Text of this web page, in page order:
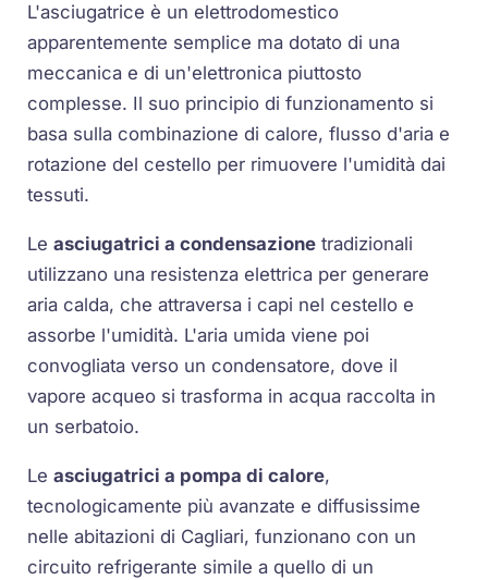
L'asciugatrice è un elettrodomestico
apparentemente semplice ma dotato di una
meccanica e di un'elettronica piuttosto
complesse. Il suo principio di funzionamento si
basa sulla combinazione di calore, flusso d'aria e
rotazione del cestello per rimuovere l'umidità dai
tessuti.
Leasciugatrici a condensazione tradizionali
utilizzano una resistenza elettrica per generare
aria calda, che attraversa i capi nel cestello e
assorbe l'umidità. L'aria umida viene poi
convogliata verso un condensatore, dove il
vapore acqueo si trasforma in acqua raccolta in
un serbatoio.
Leasciugatrici a pompa di calore,
tecnologicamente più avanzate e diffusissime
nelle abitazioni di Cagliari, funzionano con un
circuito refrigerante simile a quello di un